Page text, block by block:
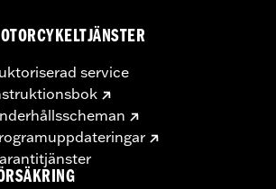
service